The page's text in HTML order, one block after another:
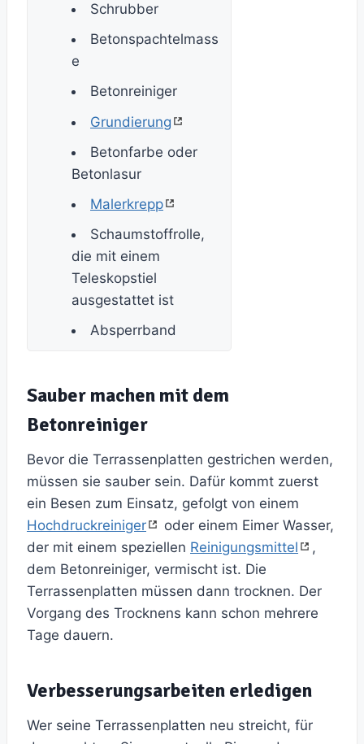
Schrubber
Betonspachtelmass
e
Betonreiniger
Grundierung
Betonfarbe oder
Betonlasur
Malerkrepp
Schaumstoffrolle,
die mit einem
Teleskopstiel
ausgestattet ist
Absperrband
Sauber machen mit dem
Betonreiniger
Bevor die Terrassenplatten gestrichen werden,
müssen sie sauber sein. Dafür kommt zuerst
ein Besen zum Einsatz, gefolgt von einem
Hochdruckreiniger
oder einem Eimer Wasser,
der mit einem speziellen Reinigungsmittel
,
dem Betonreiniger, vermischt ist. Die
Terrassenplatten müssen dann trocknen. Der
Vorgang des Trocknens kann schon mehrere
Tage dauern.
Verbesserungsarbeiten erledigen
Wer seine Terrassenplatten neu streicht, für